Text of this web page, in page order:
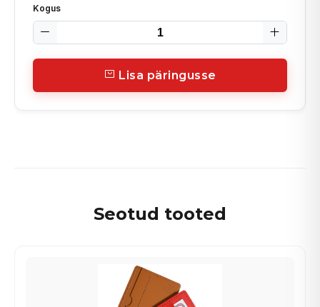
Kogus
Lisa päringusse
Seotud tooted